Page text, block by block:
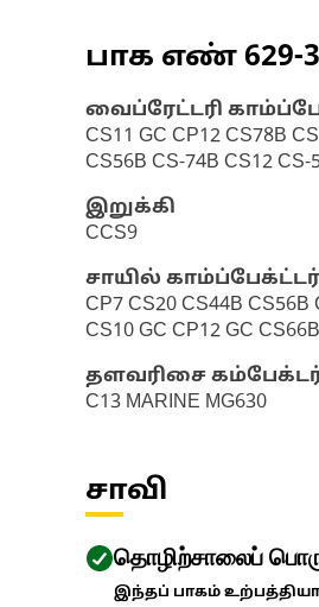
பாக எண் 629-
வைப்ரேட்டரி
CS11 GC CP12 CS78B
CS56B CS-74B CS12
இறுக்கி
CCS9
சாயில் காம்ப்பேக்ட்டர்
CP7 CS20 CS44B CS56B
CS10 GC CP12 GC
தளவரிசை
C13 MARINE MG630
சாவி
தொழிற்சாலைப்
இந்தப் பாகம்